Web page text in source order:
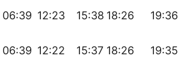
06:39 12:23 15:38 18:26 19:36
06:39 12:22 15:37 18:26 19:35